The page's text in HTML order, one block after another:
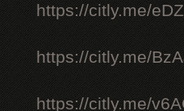
https://citly.me/
https://citly.me/
https://citly.me/